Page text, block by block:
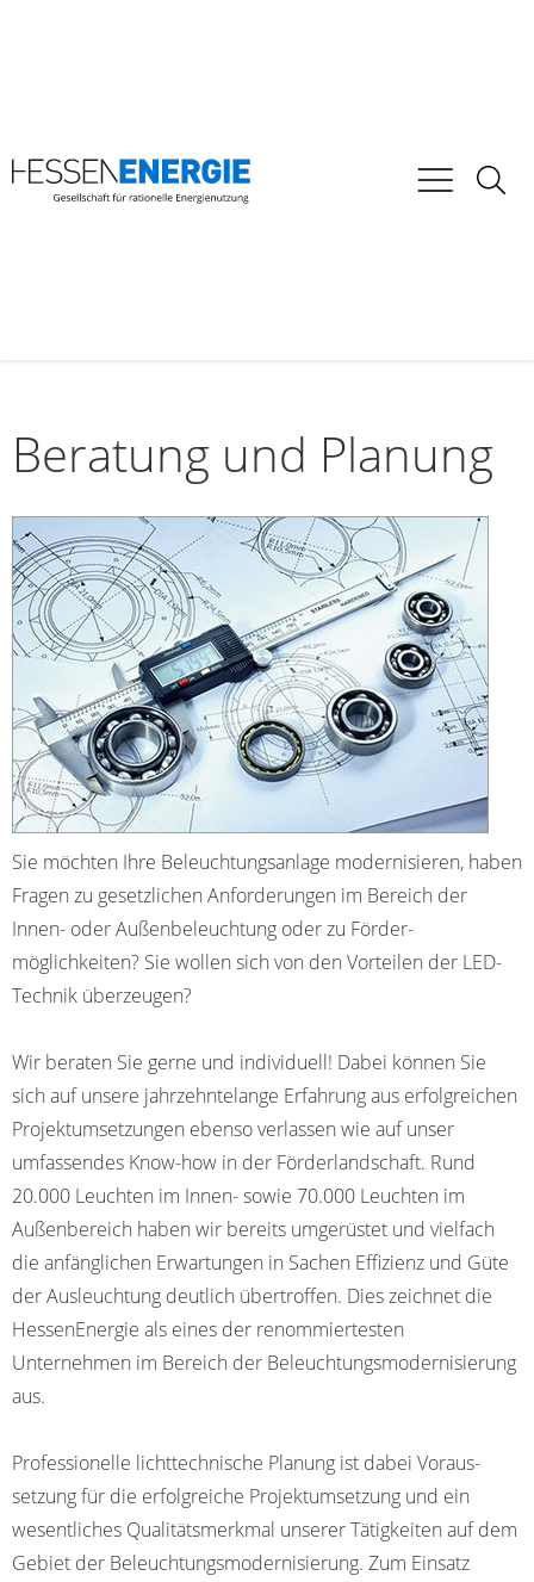
Beratung und Planung
Sie möchten Ihre Beleuchtungs­anlage modernisieren, haben
Fragen zu gesetzlichen Anfor­derungen im Bereich der
Innen- oder Außen­beleuchtung oder zu Förder­
möglichkeiten? Sie wollen sich von den Vorteilen der LED-
Technik überzeugen?
Wir beraten Sie gerne und individuell! Dabei können Sie
sich auf unsere jahrzehnte­lange Erfah­rung aus erfolgreichen
Projekt­um­setzungen ebenso verlassen wie auf unser
umfassendes Know-how in der Förder­landschaft. Rund
20.000 Leuchten im Innen- sowie 70.000 Leuchten im
Außen­bereich haben wir bereits umgerüstet und vielfach
die anfänglichen Erwar­tungen in Sachen Effizienz und Güte
der Aus­leuch­tung deutlich übertroffen. Dies zeichnet die
HessenEnergie als eines der renommiertesten
Unternehmen im Bereich der Beleuchtungsmodernisierung
aus.
Professionelle lichttechnische Planung ist dabei Voraus­
setzung für die erfolgreiche Projekt­umset­zung und ein
wesentliches Qualitätsmerkmal unserer Tätigkeiten auf dem
Gebiet der Beleuch­tungs­moder­nisierung. Zum Einsatz